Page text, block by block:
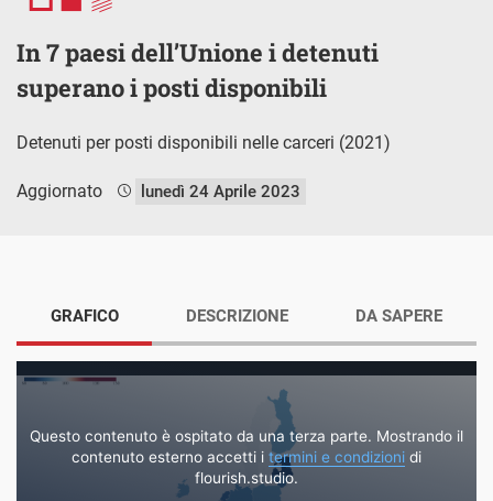
In 7 paesi dell’Unione i detenuti
superano i posti disponibili
Detenuti per posti disponibili nelle carceri (2021)
Aggiornato lunedì 24 Aprile 2023
GRAFICO
Questo contenuto è ospitato da una terza parte. Mostrando il
contenuto esterno accetti i termini e condizioni di
flourish.studio.
DESCRIZIONE DA SAPERE